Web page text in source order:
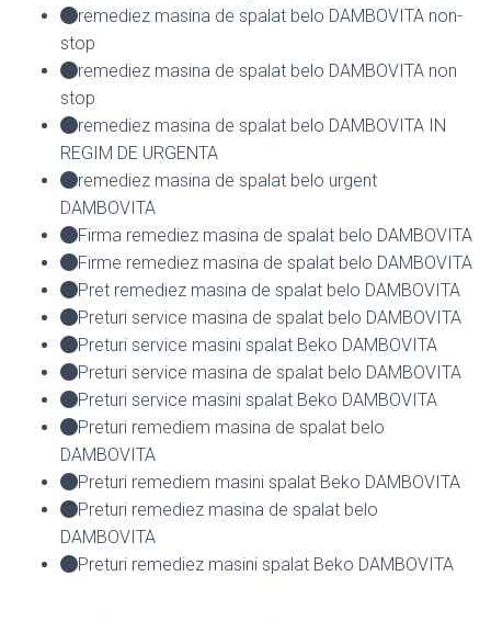
remediez masina de spalat belo DAMBOVITA non-
stop
remediez masina de spalat belo DAMBOVITA non
stop
remediez masina de spalat belo DAMBOVITA IN
REGIM DE URGENTA
remediez masina de spalat belo urgent
DAMBOVITA
Firma remediez masina de spalat belo DAMBOVITA
Firme remediez masina de spalat belo DAMBOVITA
Pret remediez masina de spalat belo DAMBOVITA
Preturi service masina de spalat belo DAMBOVITA
Preturi service masini spalat Beko DAMBOVITA
Preturi service masina de spalat belo DAMBOVITA
Preturi service masini spalat Beko DAMBOVITA
Preturi remediem masina de spalat belo
DAMBOVITA
Preturi remediem masini spalat Beko DAMBOVITA
Preturi remediez masina de spalat belo
DAMBOVITA
Preturi remediez masini spalat Beko DAMBOVITA